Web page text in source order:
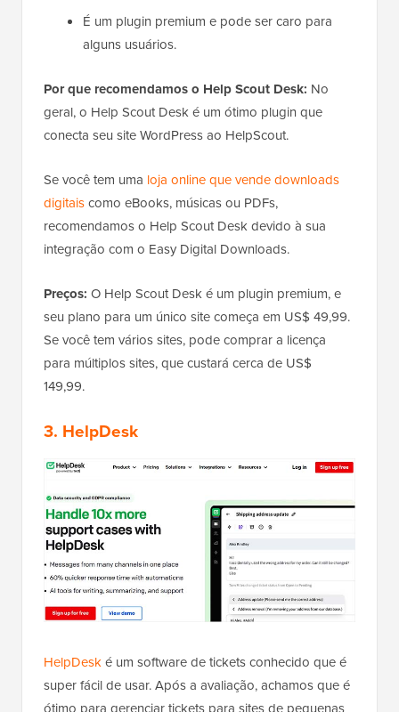
É um plugin premium e pode ser caro para
alguns usuários.
Por que recomendamos o Help Scout Desk: No
geral, o Help Scout Desk é um ótimo plugin que
conecta seu site WordPress ao HelpScout.
Se você tem uma loja online que vende downloads
digitaiscomo eBooks, músicas ou PDFs,
recomendamos o Help Scout Desk devido à sua
integração com o Easy Digital Downloads.
Preços: O Help Scout Desk é um plugin premium, e
seu plano para um único site começa em US$ 49,99.
Se você tem vários sites, pode comprar a licença
para múltiplos sites, que custará cerca de US$
149,99.
3. HelpDesk
HelpDeské um software de tickets conhecido que é
super fácil de usar. Após a avaliação, achamos que é